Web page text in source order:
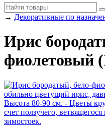
→ Декоративные по
Ирис
фиолетовый